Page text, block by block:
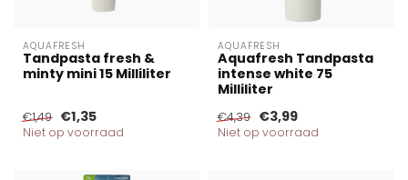
AQUAFRESH
Tandpasta fresh &
minty mini 15 Milliliter
€1,49 €1,35
Niet op voorraad
AQUAFRESH
Aquafresh Tandpasta
intense white 75
Milliliter
€4,39 €3,99
Niet op voorraad